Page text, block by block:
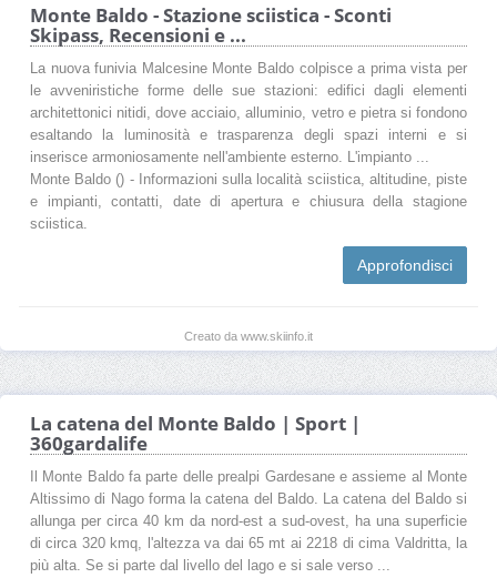
Monte Baldo - Stazione sciistica - Sconti
Skipass, Recensioni e ...
La nuova funivia Malcesine Monte Baldo colpisce a prima vista per
le avveniristiche forme delle sue stazioni: edifici dagli elementi
architettonici nitidi, dove acciaio, alluminio, vetro e pietra si fondono
esaltando la luminosità e trasparenza degli spazi interni e si
inserisce armoniosamente nell'ambiente esterno. L'impianto ...
Monte Baldo () - Informazioni sulla località sciistica, altitudine, piste
e impianti, contatti, date di apertura e chiusura della stagione
sciistica.
Approfondisci
Creato da www.skiinfo.it
La catena del Monte Baldo | Sport |
360gardalife
Il Monte Baldo fa parte delle prealpi Gardesane e assieme al Monte
Altissimo di Nago forma la catena del Baldo. La catena del Baldo si
allunga per circa 40 km da nord-est a sud-ovest, ha una superficie
di circa 320 kmq, l'altezza va dai 65 mt ai 2218 di cima Valdritta, la
più alta. Se si parte dal livello del lago e si sale verso ...